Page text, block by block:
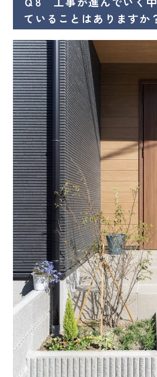
ていることはありますか